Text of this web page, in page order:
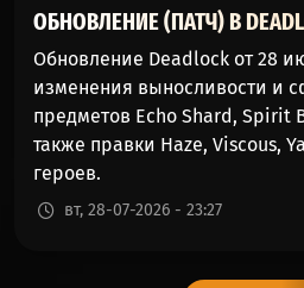
ОБНОВЛЕНИЕ (ПАТЧ) В
Обновление Deadlock от 28
изменения выносливости и
предметов Echo Shard, Spirit
также правки Haze, Viscous,
героев.
вт, 28-07-2026 - 23:27